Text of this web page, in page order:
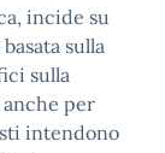
incide su
sulla
sulla
per
intendono